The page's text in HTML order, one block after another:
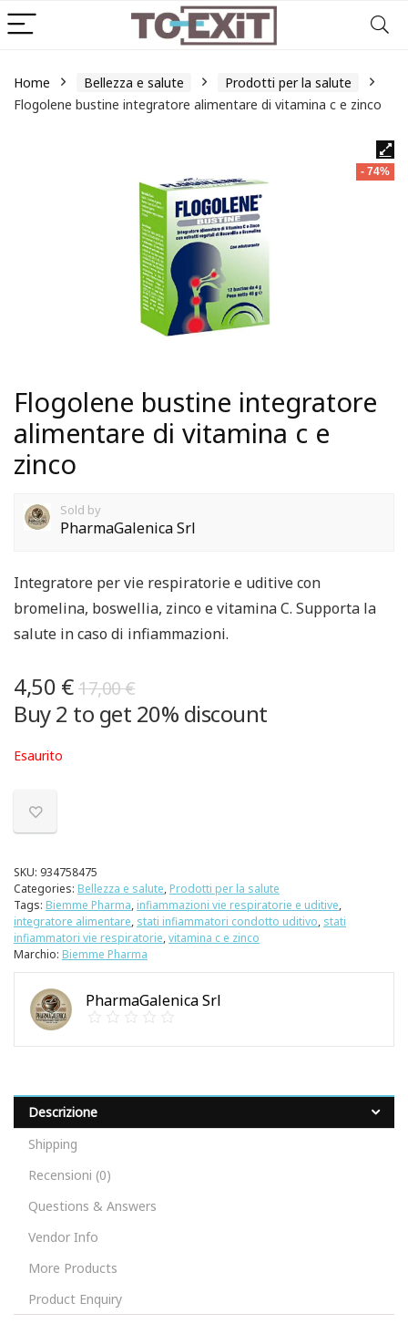
Home Bellezza e salute
Prodotti per la salute
Flogolene bustine integratore alimentare di vitamina c e zinco
- 74%
Flogolene bustine integratore
alimentare di vitamina c e
zinco
Sold by
PharmaGalenica Srl
Integratore per vie respiratorie e uditive con
bromelina, boswellia, zinco e vitamina C. Supporta la
salute in caso di infiammazioni.
17,00€
4,50 €
Buy 2 to get 20% discount
Esaurito
SKU: 934758475
Categories: Bellezza e salute, Prodotti per la salute
Tags: Biemme Pharma, infiammazioni vie respiratorie e uditive,
integratore alimentare, stati infiammatori condotto uditivo, stati
infiammatori vie respiratorie,vitamina c e zinco
Marchio: Biemme Pharma
PharmaGalenica Srl
Descrizione
Shipping
Recensioni (0)
Questions & Answers
Vendor Info
More Products
Product Enquiry